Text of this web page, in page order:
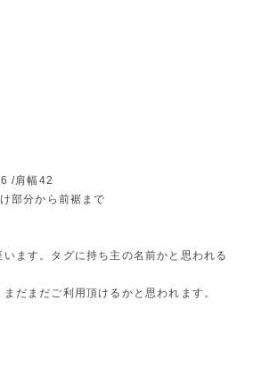
/肩幅42
部分から前裾まで
ます。タグに持ち主の名前かと思われる
だまだご利用頂けるかと思われます。